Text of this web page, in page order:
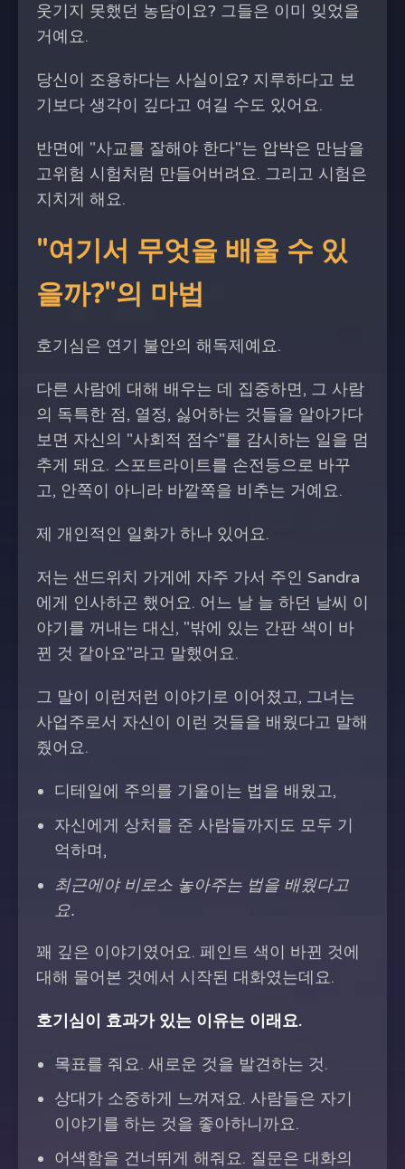
웃기지 못했던 농담이요? 그들은 이미 잊었을
거예요.
당신이 조용하다는 사실이요? 지루하다고 보
기보다 생각이 깊다고 여길 수도 있어요.
반면에 "사교를 잘해야 한다"는 압박은 만남을
고위험 시험처럼 만들어버려요. 그리고 시험은
지치게 해요.
"여기서 무엇을 배울 수 있
을까?"의 마법
호기심은 연기 불안의 해독제예요.
다른 사람에 대해 배우는 데 집중하면, 그 사람
의 독특한 점, 열정, 싫어하는 것들을 알아가다
보면 자신의 "사회적 점수"를 감시하는 일을 멈
추게 돼요. 스포트라이트를 손전등으로 바꾸
고, 안쪽이 아니라 바깥쪽을 비추는 거예요.
제 개인적인 일화가 하나 있어요.
저는 샌드위치 가게에 자주 가서 주인 Sandra
에게 인사하곤 했어요. 어느 날 늘 하던 날씨 이
야기를 꺼내는 대신, "밖에 있는 간판 색이 바
뀐 것 같아요"라고 말했어요.
그 말이 이런저런 이야기로 이어졌고, 그녀는
사업주로서 자신이 이런 것들을 배웠다고 말해
줬어요.
디테일에 주의를 기울이는 법을 배웠고,
자신에게 상처를 준 사람들까지도 모두 기
억하며,
최근에야 비로소 놓아주는 법을 배웠다고
요.
꽤 깊은 이야기였어요. 페인트 색이 바뀐 것에
대해 물어본 것에서 시작된 대화였는데요.
호기심이 효과가 있는 이유는 이래요.
목표를 줘요. 새로운 것을 발견하는 것.
상대가 소중하게 느껴져요. 사람들은 자기
이야기를 하는 것을 좋아하니까요.
어색함을 건너뛰게 해줘요. 질문은 대화의